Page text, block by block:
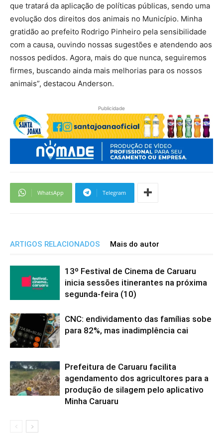
que tratará da aplicação de políticas públicas, sendo uma
evolução dos direitos dos animais no Município. Minha
gratidão ao prefeito Rodrigo Pinheiro pela sensibilidade
com a causa, ouvindo nossas sugestões e atendendo aos
nossos pedidos. Agora, mais do que nunca, seguiremos
firmes, buscando ainda mais melhorias para os nossos
animais”, destacou Anderson.
Publicidade
WhatsApp Telegram
ARTIGOS RELACIONADOS Mais do autor
13º Festival de Cinema de Caruaru
inicia sessões itinerantes na próxima
segunda-feira (10)
CNC: endividamento das famílias sobe
para 82%, mas inadimplência cai
Prefeitura de Caruaru facilita
agendamento dos agricultores para a
produção de silagem pelo aplicativo
Minha Caruaru